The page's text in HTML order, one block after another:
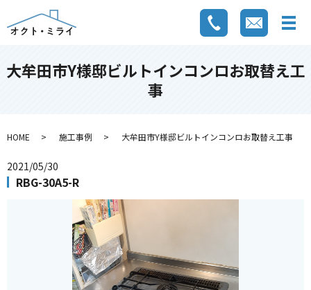
大牟田市Y様邸ビルトインコンロお取替え工
事
HOME 施工事例 大牟田市Y様邸ビルトインコンロお取替え工事
2021/05/30
RBG-30A5-R